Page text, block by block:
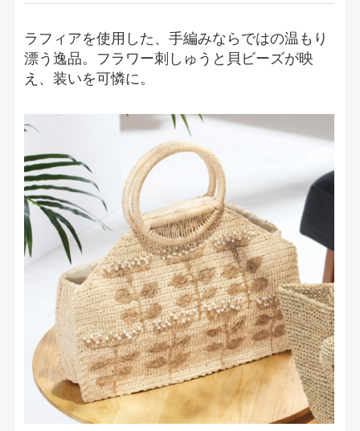
ラフィアを使用した、手編みならではの温もり
漂う逸品。フラワー刺しゅうと貝ビーズが映
え、装いを可憐に。